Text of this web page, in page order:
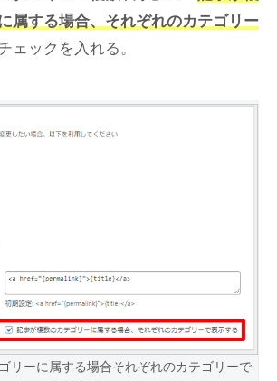
属する場合、それぞれのカテゴリー
ェックを入れる。
リーに属する場合それぞれのカテゴリーで